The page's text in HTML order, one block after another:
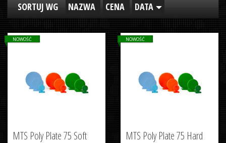
SORTUJ WG NAZWA CENA DATA
MTS Poly Plate 75 Soft
NOWOŚĆ
MTS Poly Plate 75 Hard
NOWOŚĆ